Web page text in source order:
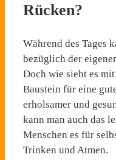
Rücken?
Während des Tages
bezüglich der
Doch wie sieht es
Baustein für eine
erholsamer und
kann man auch das
Menschen es für
Trinken und Atmen.